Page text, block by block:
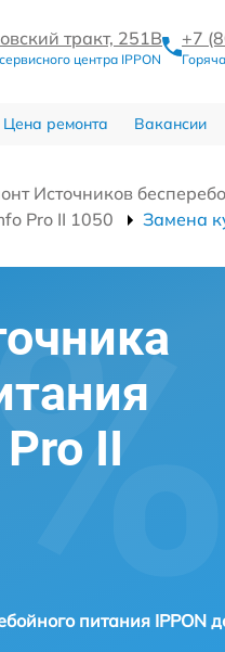
тракт, 251В
центра IPPON
+7
Цена ремонта Вакансии
Источников
Pro II 1050
Замена
II
питания IPPON